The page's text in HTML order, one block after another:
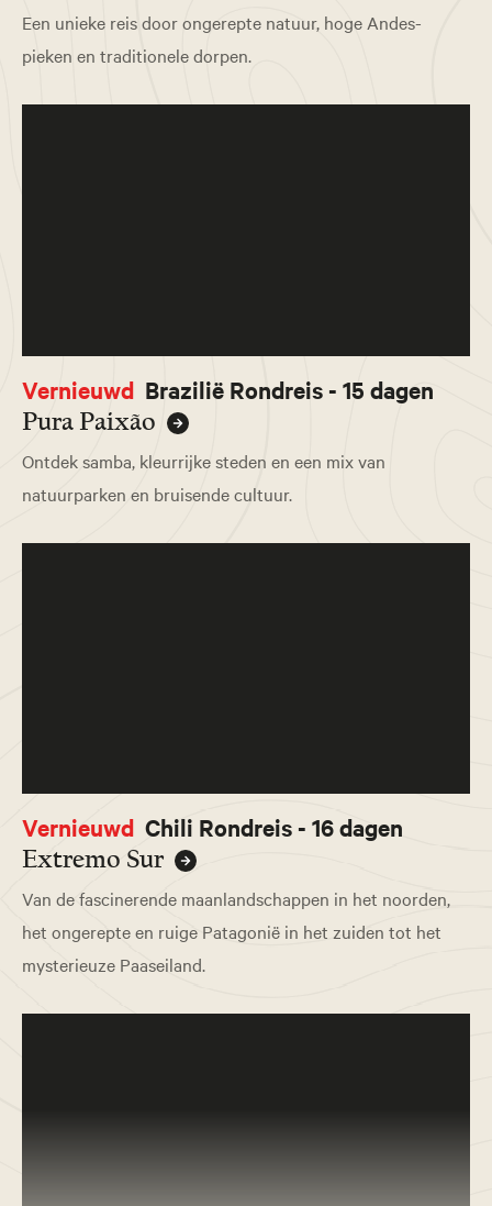
Een unieke reis door ongerepte natuur, hoge Andes-
pieken en traditionele dorpen.
Vernieuwd Brazilië Rondreis - 15 dagen
Pura Paixão
Ontdek samba, kleurrijke steden en een mix van
natuurparken en bruisende cultuur.
Vernieuwd Chili Rondreis - 16 dagen
Extremo Sur
Van de fascinerende maanlandschappen in het noorden,
het ongerepte en ruige Patagonië in het zuiden tot het
mysterieuze Paaseiland.